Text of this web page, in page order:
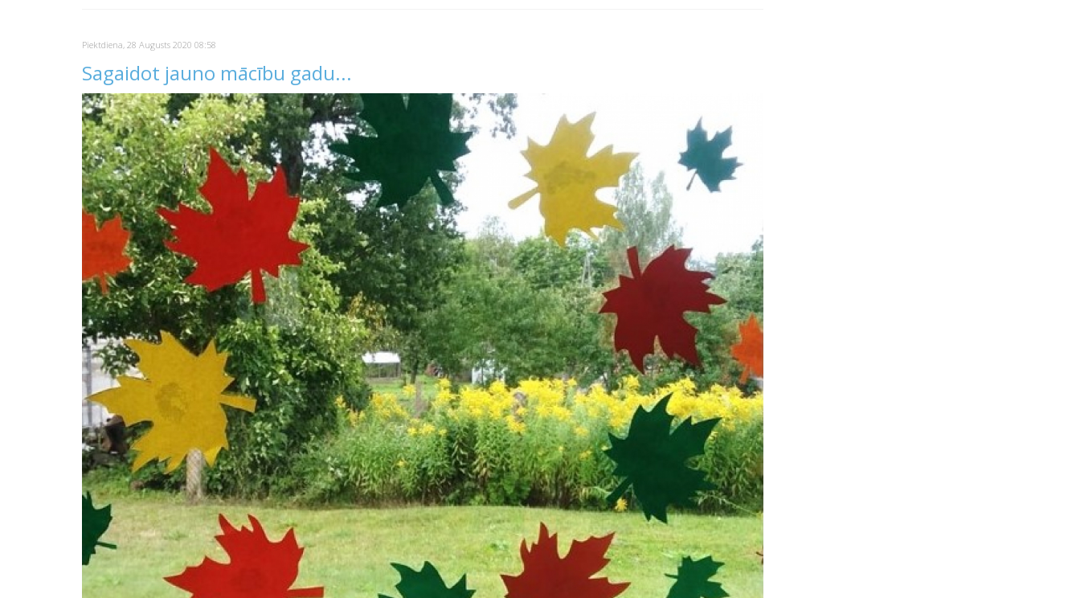
Piektdiena, 28 Augusts 2020 08:58
Sagaidot jauno mācību gadu...